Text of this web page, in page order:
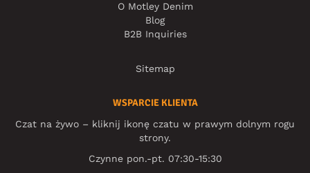
O Motley Denim
Blog
B2B Inquiries
Sitemap
WSPARCIE KLIENTA
Czat na żywo – kliknij ikonę czatu w prawym dolnym rogu
strony.
Czynne pon.-pt. 07:30-15:30